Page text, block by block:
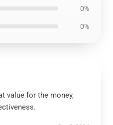
0%
0%
value for the money,